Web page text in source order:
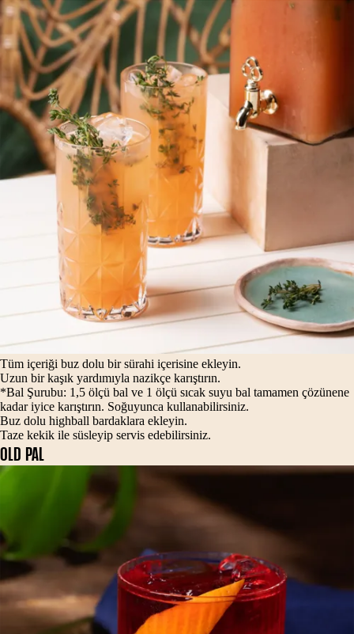
Tüm içeriği buz dolu bir sürahi içerisine ekleyin.
Uzun bir kaşık yardımıyla nazikçe karıştırın.
*Bal Şurubu: 1,5 ölçü bal ve 1 ölçü sıcak suyu bal tamamen çözünene
kadar iyice karıştırın. Soğuyunca kullanabilirsiniz.
Buz dolu highball bardaklara ekleyin.
Taze kekik ile süsleyip servis edebilirsiniz.
OLD PAL